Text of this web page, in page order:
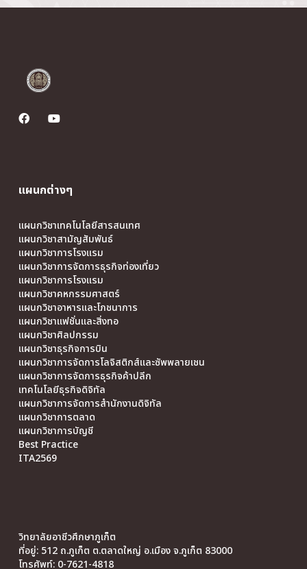
แผนกต่างๆ
แผนกวิชาเทคโนโลยีสารสนเทศ
แผนกวิชาสามัญสัมพันธ์
แผนกวิชาการโรงแรม
แผนกวิชาการจัดการธุรกิจท่องเที่ยว
แผนกวิชาการโรงแรม
แผนกวิชาคหกรรมศาสตร์
แผนกวิชาอาหารและโภชนาการ
แผนกวิชาแฟชั่นและสิ่งทอ
แผนกวิชาศิลปกรรม
แผนกวิชาธุรกิจการบิน
แผนกวิชาการจัดการโลจิสติกส์และซัพพลายเชน
แผนกวิชาการจัดการธุรกิจค้าปลีก
เทคโนโลยีธุรกิจดิจิทัล
แผนกวิชาการจัดการสำนักงานดิจิทัล
แผนกวิชาการตลาด
แผนกวิชาการบัญชี
Best Practice
ITA2569
วิทยาลัยอาชีวศึกษาภูเก็ต
ที่อยู่: 512 ถ.ภูเก็ต ต.ตลาดใหญ่ อ.เมือง จ.ภูเก็ต 83000
โทรศัพท์: 0-7621-4818